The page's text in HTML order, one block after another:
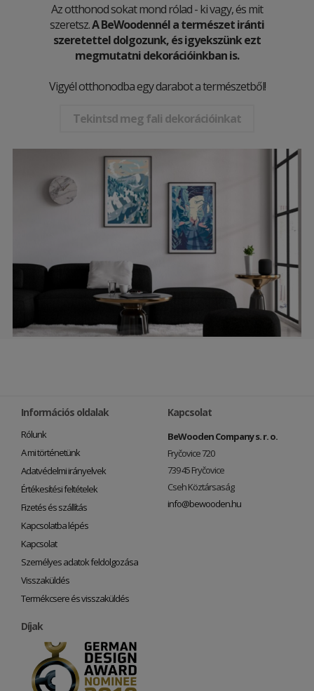
Az otthonod sokat mond rólad - ki vagy, és mit
szeretsz.A BeWoodennél a természet iránti
szeretettel dolgozunk, és igyekszünk ezt
megmutatni dekorációinkban is.
Vigyél otthonodba egy darabot a természetből!
Tekintsd meg fali dekorációinkat
Információs oldalak
Rólunk
A mi történetünk
Adatvédelmi irányelvek
Értékesítési feltételek
Fizetés és szállítás
Kapcsolatba lépés
Kapcsolat
Személyes adatok feldolgozása
Visszaküldés
Termékcsere és visszaküldés
Kapcsolat
BeWooden Company s. r. o.
Fryčovice 720
739 45 Fryčovice
Cseh Köztársaság
info@bewooden.hu
Díjak